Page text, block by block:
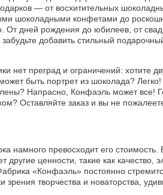
— от восхитительных
шоколадными конфетами до
От дней рождения до юбилеев, от
добавить стильный
нет преград и ограничений: хотите
быть портрет из шоколада?
Напрасно, Конфаэль может все!
Оставляйте заказ и вы не
намного превосходит его
другие ценности, такие как качество,
«Конфаэль» постоянно
зрения творчества и новаторства,